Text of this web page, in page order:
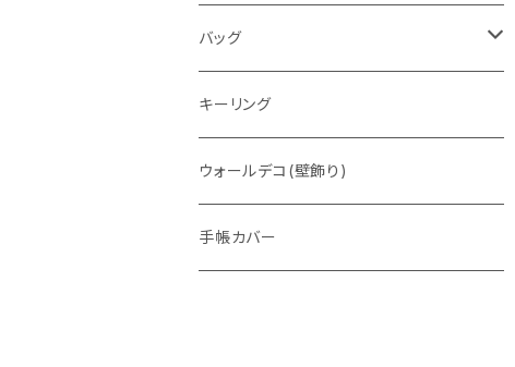
通常盤
バッグ
トートバッグ
ウォレットバッグ
キーリング
ウォールデコ(壁飾り)
手帳カバー